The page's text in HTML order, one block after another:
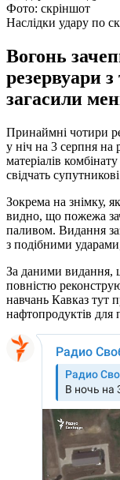
Фото: скріншот
Наслідки удару по
Вогонь
резервуари
загасили
Принаймні чотири
у ніч на 3 серпня на
матеріалів
свідчать
Зокрема на знімку,
видно, що пожежа
паливом. Видання
з подібними
За даними видання,
повністю
навчань Кавказ тут
нафтопродуктів для